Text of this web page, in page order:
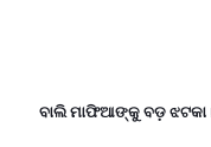
ବାଲି ମାଫିଆଙ୍କୁ ବଡ଼ ଝଟକା